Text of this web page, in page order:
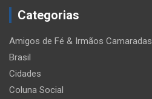
Categorias
Amigos de Fé & Irmãos Camaradas
Brasil
Cidades
Coluna Social